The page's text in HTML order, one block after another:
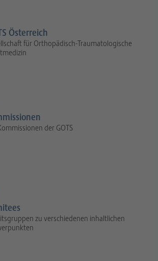
Österreich
für Orthopädisch-Traumatologische
der GOTS
zu verschiedenen inhaltlichen